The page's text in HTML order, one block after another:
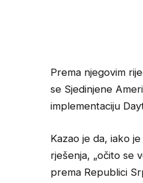
Prema njegovim
se Sjedinjene
implementaciju
Kazao je da, iako
rješenja, „očito se
prema Republici